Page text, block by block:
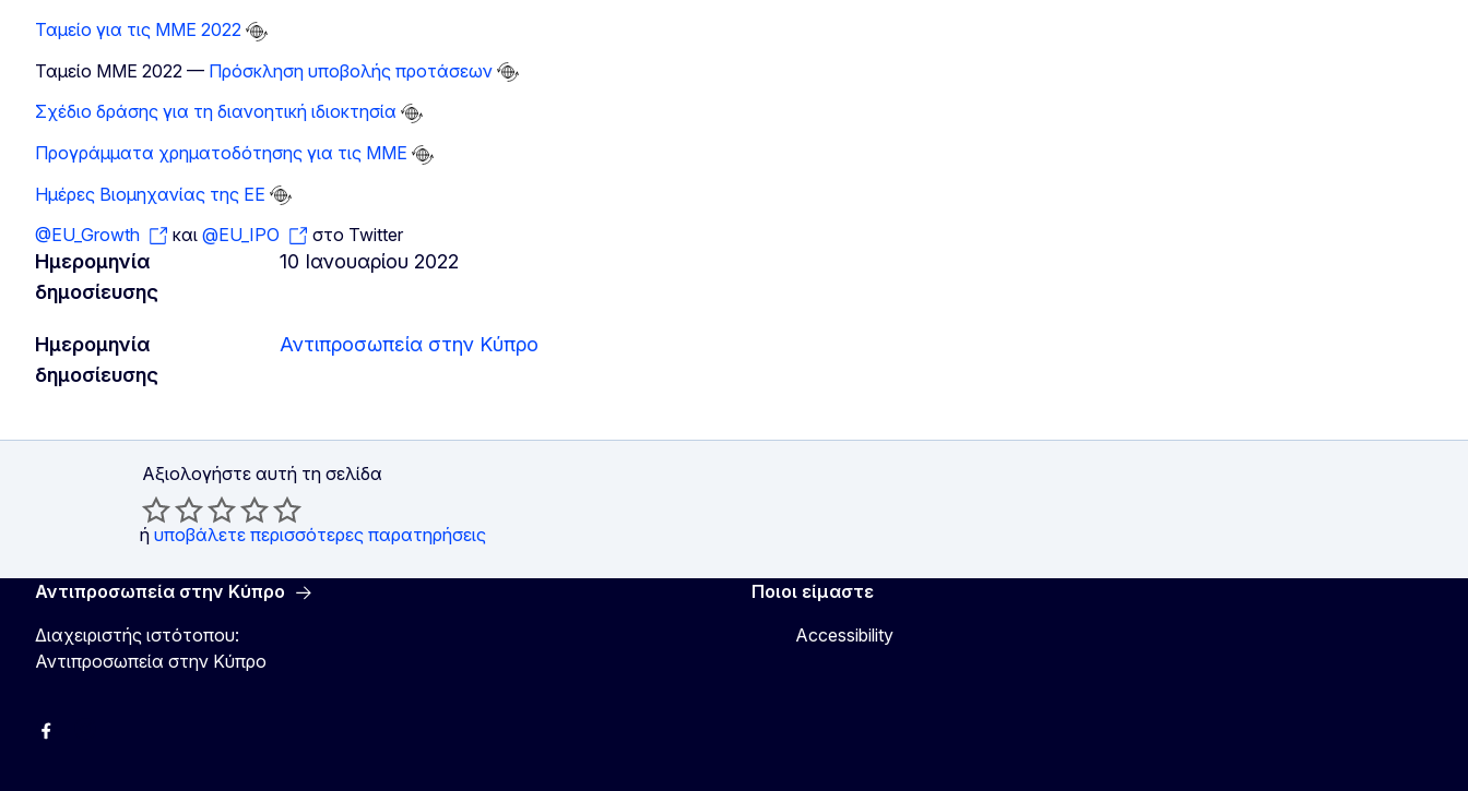
Ταμείο για τις ΜΜΕ 2022
Ταμείο ΜΜΕ 2022 — Πρόσκληση υποβολής προτάσεων
Σχέδιο δράσης για τη διανοητική ιδιοκτησία
Προγράμματα χρηματοδότησης για τις ΜΜΕ
Ημέρες Βιομηχανίας της ΕΕ
@EU_Growth
και @EU_IPO στο Twitter
Ημερομηνία
δημοσίευσης
10 Ιανουαρίου 2022
Ημερομηνία
δημοσίευσης
Αντιπροσωπεία στην Κύπρο
Αξιολογήστε αυτή τη σελίδα
ή υποβάλετε περισσότερες παρατηρήσεις
Αντιπροσωπεία στην Κύπρο
Διαχειριστής ιστότοπου:
Αντιπροσωπεία στην Κύπρο
Facebook
Ποιοι είμαστε
Accessibility